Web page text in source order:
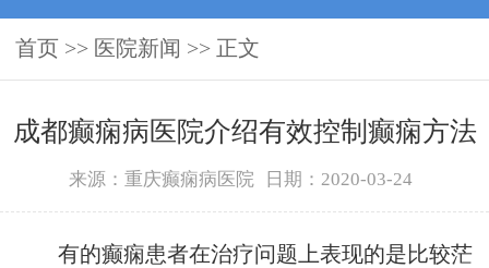
首页 >> 医院新闻 >> 正文
成都癫痫病医院介绍有效控制癫痫方法
来源：重庆癫痫病医院 日期：2020-03-24
有的癫痫患者在治疗问题上表现的是比较茫